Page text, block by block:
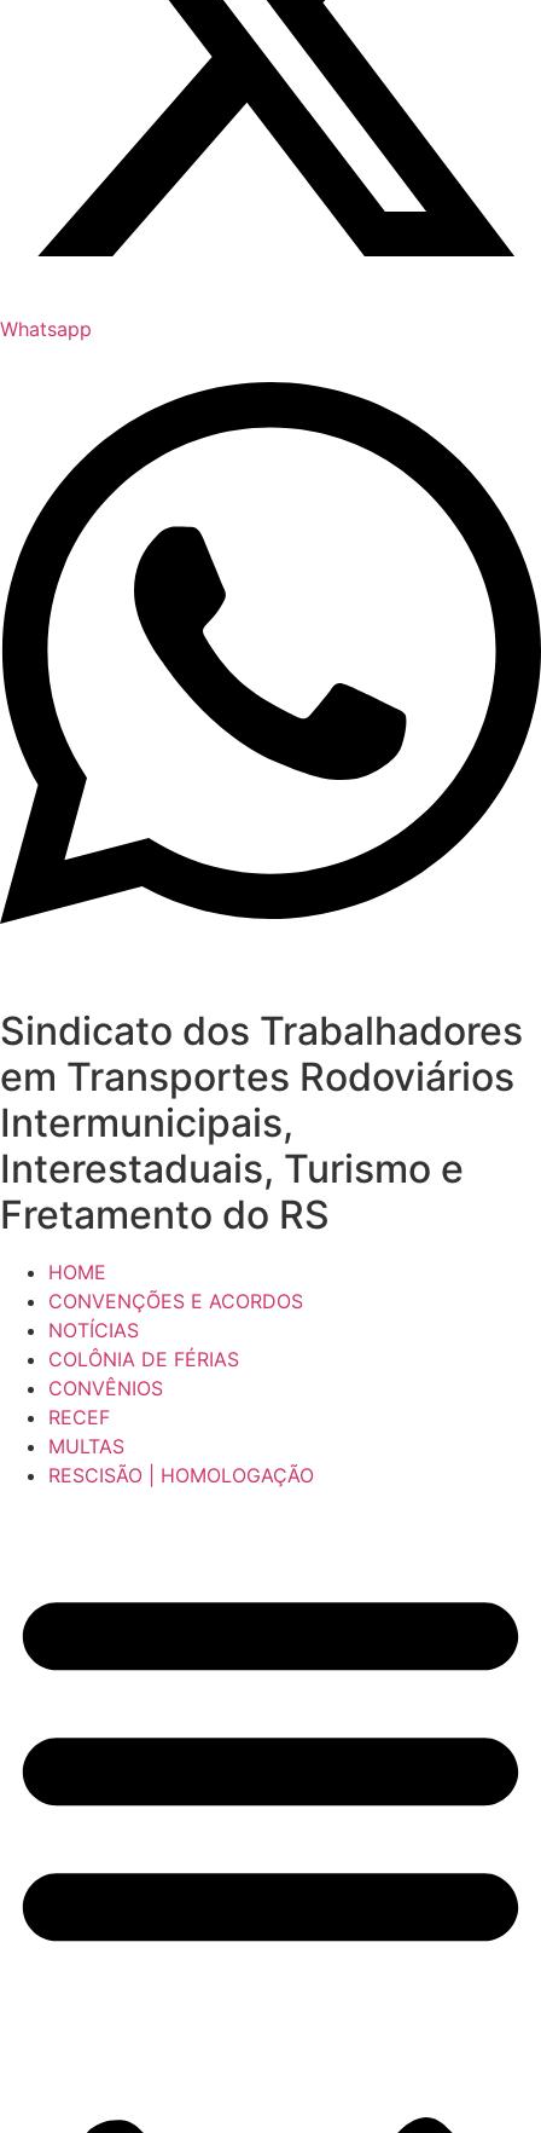
Whatsapp
Sindicato dos Trabalhadores
em Transportes Rodoviários
Intermunicipais,
Interestaduais, Turismo e
Fretamento do RS
HOME
CONVENÇÕES E ACORDOS
NOTÍCIAS
COLÔNIA DE FÉRIAS
CONVÊNIOS
RECEF
MULTAS
RESCISÃO | HOMOLOGAÇÃO